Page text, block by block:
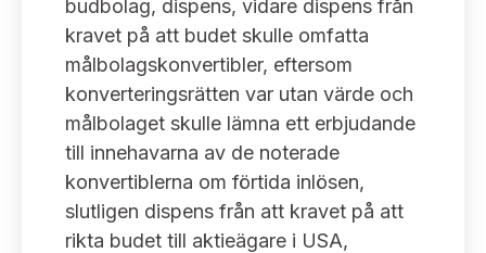
Arbetssätt och jävsfrågor
Stadgar
Arbetsordning
Ledamöter
Framställningar och konsultation
Uttalanden sorterade efter publiceringsdatum
Samtliga uttalanden sorterade årsvis
Uttalanden sorterade ämnesvis
Sök uttalanden
Takeover-regler för reglerade marknader och vissa
handelsplattformar
AKTUELLT
Nyheter och pressmeddelanden
Prenumerera
Bildarkiv
KONTAKT
Kontakt angående ansökningar och uttalanden
Kontakt administrativa ärenden
budbolag, dispens, vidare dispens från
kravet på att budet skulle omfatta
målbolagskonvertibler, eftersom
konverteringsrätten var utan värde och
målbolaget skulle lämna ett erbjudande
till innehavarna av de noterade
konvertiblerna om förtida inlösen,
slutligen dispens från att kravet på att
rikta budet till aktieägare i USA,